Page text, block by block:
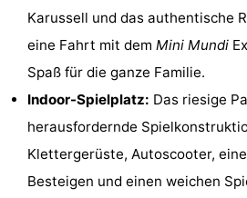
Haamstede
Résidence
Hof
van
Haamstede
Schouwen
Schouwse
Valleien
-
Soeten
Haert
Wijde
Karussell und das authentische
eine Fahrt mit dem Mini Mundi
Spaß für die ganze Familie.
Indoor-Spielplatz: Das riesige
herausfordernde
Klettergerüste, Autoscooter,
Besteigen und einen weichen